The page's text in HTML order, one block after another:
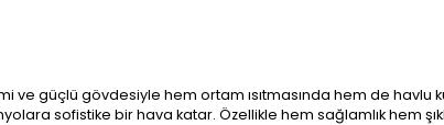
ve güçlü gövdesiyle hem ortam ısıtmasında hem de
sofistike bir hava katar. Özellikle hem sağlamlık hem